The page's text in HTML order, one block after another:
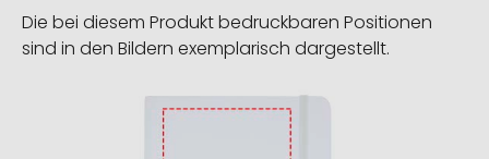
Die bei diesem Produkt bedruckbaren Positionen
sind in den Bildern exemplarisch dargestellt.